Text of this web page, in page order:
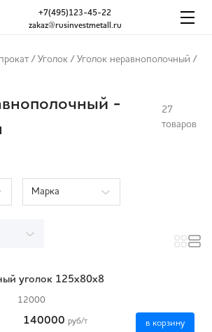
zakaz@rusinvestmetall.ru
+7(495)123-45-22
/ Уголок / Уголок неравнополочный /
-
27
товаров
Марка
уголок 125х80х8
12000
140000 руб/т в корзину